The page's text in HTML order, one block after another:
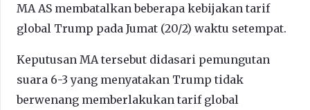
MA AS membatalkan beberapa kebijakan tarif
global Trump pada Jumat (20/2) waktu setempat.
Keputusan MA tersebut didasari pemungutan
suara 6-3 yang menyatakan Trump tidak
berwenang memberlakukan tarif global